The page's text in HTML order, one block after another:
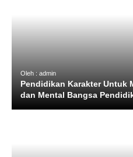
Oleh : admin
Pendidikan Karakter Untuk
dan Mental Bangsa